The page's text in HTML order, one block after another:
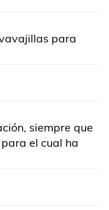
para
siempre que
el cual ha